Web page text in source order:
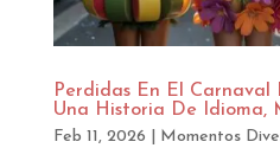
Perdidas En El Carnaval
Una Historia De Idioma,
Feb 11, 2026 Momentos